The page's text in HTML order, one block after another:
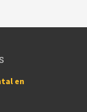
en